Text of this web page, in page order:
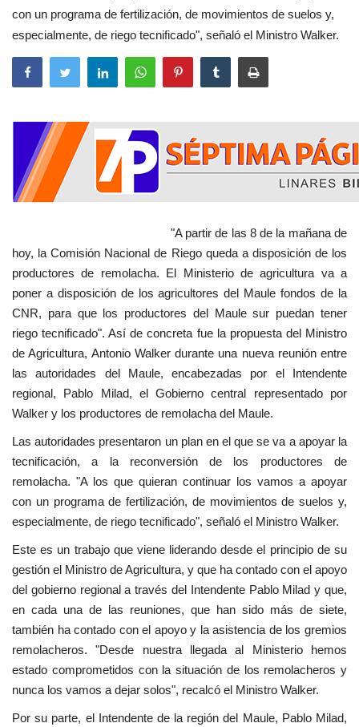
con un programa de fertilización, de movimientos de suelos y,
especialmente, de riego tecnificado", señaló el Ministro Walker.
"A partir de las 8 de la mañana de
hoy, la Comisión Nacional de Riego queda a disposición de los
productores de remolacha. El Ministerio de agricultura va a
poner a disposición de los agricultores del Maule fondos de la
CNR, para que los productores del Maule sur puedan tener
riego tecnificado". Así de concreta fue la propuesta del Ministro
de Agricultura, Antonio Walker durante una nueva reunión entre
las autoridades del Maule, encabezadas por el Intendente
regional, Pablo Milad, el Gobierno central representado por
Walker y los productores de remolacha del Maule.
Las autoridades presentaron un plan en el que se va a apoyar la
tecnificación, a la reconversión de los productores de
remolacha. "A los que quieran continuar los vamos a apoyar
con un programa de fertilización, de movimientos de suelos y,
especialmente, de riego tecnificado", señaló el Ministro Walker.
Este es un trabajo que viene liderando desde el principio de su
gestión el Ministro de Agricultura, y que ha contado con el apoyo
del gobierno regional a través del Intendente Pablo Milad y que,
en cada una de las reuniones, que han sido más de siete,
también ha contado con el apoyo y la asistencia de los gremios
remolacheros. "Desde nuestra llegada al Ministerio hemos
estado comprometidos con la situación de los remolacheros y
nunca los vamos a dejar solos", recalcó el Ministro Walker.
Por su parte, el Intendente de la región del Maule, Pablo Milad,